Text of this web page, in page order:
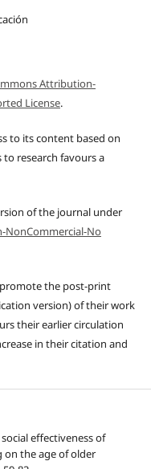
Attribution-
License.
to its content based on
research favours a
of the journal under
NonCommercial-No
the post-print
version) of their work
their earlier circulation
in their citation and
social effectiveness of
the age of older